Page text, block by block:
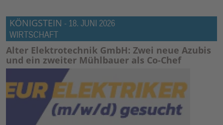
KÖNIGSTEIN - 18. JUNI 2026
WIRTSCHAFT
Alter Elektrotechnik GmbH: Zwei neue Azubis
und ein zweiter Mühlbauer als Co-Chef